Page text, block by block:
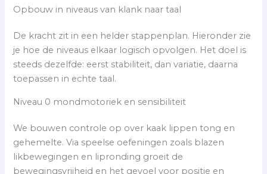
Opbouw in niveaus van klank naar taal
De kracht zit in een helder stappenplan. Hieronder zie
je hoe de niveaus elkaar logisch opvolgen. Het doel is
steeds dezelfde: eerst stabiliteit, dan variatie, daarna
toepassen in echte taal.
Niveau 0 mondmotoriek en sensibiliteit
We bouwen controle op over kaak lippen tong en
gehemelte. Via speelse oefeningen zoals blazen
likbewegingen en lipronding groeit de
bewegingsvrijheid en het gevoel voor positie en